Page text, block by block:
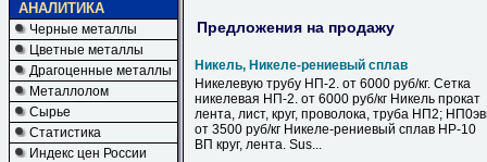
АНАЛИТИКА
Черные металлы
Цветные металлы
Драгоценные металлы
Металлолом
Сырье
Статистика
Индекс цен России
Предложения на продажу
Никель, Никеле-рениевый сплав
Никелевую трубу НП-2. от 6000 руб/кг. Сетка
никелевая НП-2. от 6000 руб/кг Никель прокат
лента, лист, круг, проволока, труба НП2;
от 3500 руб/кг Никеле-рениевый сплав НР-10
ВП круг, лента. Sus...